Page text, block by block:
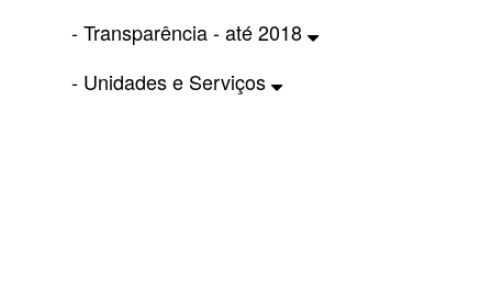
- Transparência - até 2018
- Unidades e Serviços